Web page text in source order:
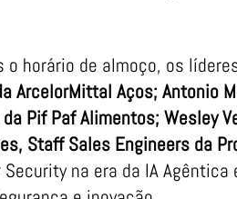
o horário de almoço, os
ArcelorMittal Aços; Antonio
Pif Paf Alimentos; Wesley
Staff Sales Engineers da
Security na era da IA